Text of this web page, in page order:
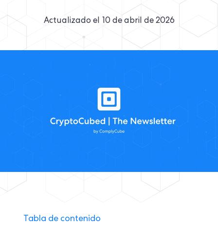
Actualizado el 10 de abril de 2026
Tabla de contenido